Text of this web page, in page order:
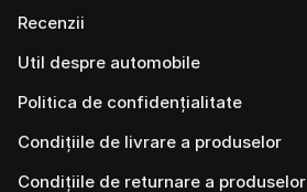
Recenzii
Util despre automobile
Politica de confidențialitate
Condițiile de livrare a produselor
Condițiile de returnare a produselor